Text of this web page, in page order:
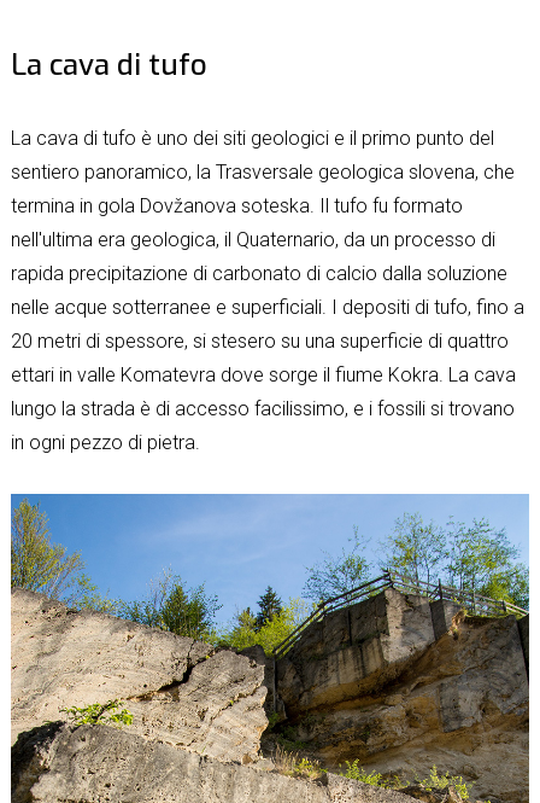
La cava di tufo
La cava di tufo è uno dei siti geologici e il primo punto del
sentiero panoramico, la Trasversale geologica slovena, che
termina in gola Dovžanova soteska. Il tufo fu formato
nell'ultima era geologica, il Quaternario, da un processo di
rapida precipitazione di carbonato di calcio dalla soluzione
nelle acque sotterranee e superficiali. I depositi di tufo, fino a
20 metri di spessore, si stesero su una superficie di quattro
ettari in valle Komatevra dove sorge il fiume Kokra. La cava
lungo la strada è di accesso facilissimo, e i fossili si trovano
in ogni pezzo di pietra.